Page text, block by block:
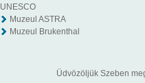
UNESCO
Muzeul ASTRA
Muzeul Brukenthal
Üdvözöljük Szeben